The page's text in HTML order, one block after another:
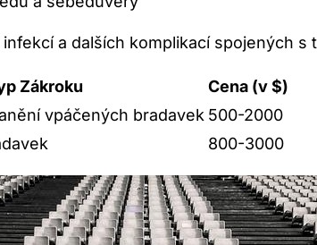
a dalších komplikací spojených s
Zákroku
Cena (v $)
vpáčených bradavek 500-2000
800-3000